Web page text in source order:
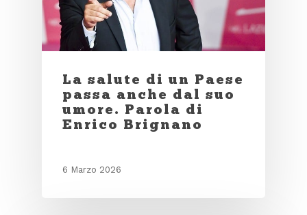
La salute di un Paese
passa anche dal suo
umore. Parola di
Enrico Brignano
6 Marzo 2026